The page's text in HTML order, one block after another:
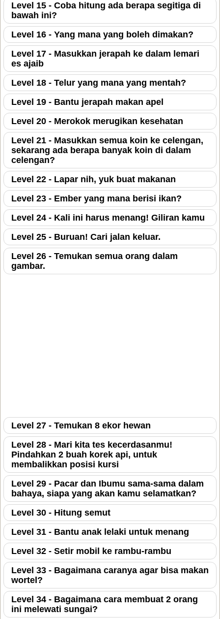
Level 15 - Coba hitung ada berapa segitiga di
bawah ini?
Level 16 - Yang mana yang boleh dimakan?
Level 17 - Masukkan jerapah ke dalam lemari
es ajaib
Level 18 - Telur yang mana yang mentah?
Level 19 - Bantu jerapah makan apel
Level 20 - Merokok merugikan kesehatan
Level 21 - Masukkan semua koin ke celengan,
sekarang ada berapa banyak koin di dalam
celengan?
Level 22 - Lapar nih, yuk buat makanan
Level 23 - Ember yang mana berisi ikan?
Level 24 - Kali ini harus menang! Giliran kamu
Level 25 - Buruan! Cari jalan keluar.
Level 26 - Temukan semua orang dalam
gambar.
Level 27 - Temukan 8 ekor hewan
Level 28 - Mari kita tes kecerdasanmu!
Pindahkan 2 buah korek api, untuk
membalikkan posisi kursi
Level 29 - Pacar dan Ibumu sama-sama dalam
bahaya, siapa yang akan kamu selamatkan?
Level 30 - Hitung semut
Level 31 - Bantu anak lelaki untuk menang
Level 32 - Setir mobil ke rambu-rambu
Level 33 - Bagaimana caranya agar bisa makan
wortel?
Level 34 - Bagaimana cara membuat 2 orang
ini melewati sungai?